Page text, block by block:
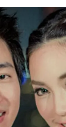
มสนุกโซเชียลได้ที่